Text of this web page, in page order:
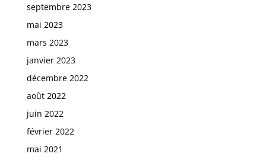
septembre 2023
mai 2023
mars 2023
janvier 2023
décembre 2022
août 2022
juin 2022
février 2022
mai 2021